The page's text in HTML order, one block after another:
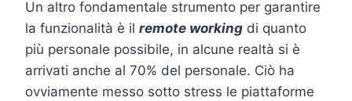
Un altro fondamentale strumento per garantire
la funzionalità è il remote working di quanto
più personale possibile, in alcune realtà si è
arrivati anche al 70% del personale. Ciò ha
ovviamente messo sotto stress le piattaforme